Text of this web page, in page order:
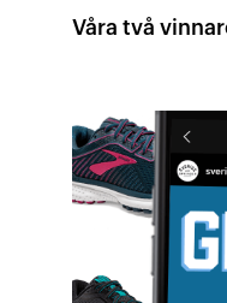
Våra två